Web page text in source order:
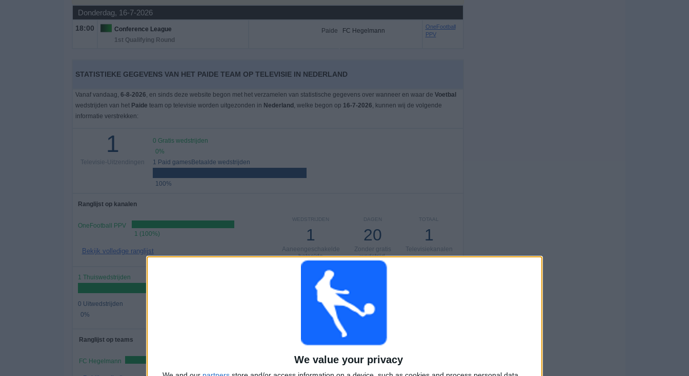
We value your privacy
Donderdag, 16-7-2026
18:00
Conference League
1st Qualifying Round
Paide FC Hegelmann
OneFootball
PPV
STATISTIEKE GEGEVENS VAN HET PAIDE TEAM OP TELEVISIE IN NEDERLAND
Vanaf vandaag, 6-8-2026, en sinds deze website begon met het verzamelen van statistische gegevens over wanneer en waar de Voetbal
wedstrijden van het Paide team op televisie worden uitgezonden in Nederland , welke begon op 16-7-2026, kunnen wij de volgende
informatie verstrekken:
1
Televisie-Uitzendingen
0 Gratis wedstrijden
0%
1 Paid gamesBetaalde wedstrijden
100%
Ranglijst op kanalen
OneFootball PPV
1 (100%)
Bekijk volledige ranglijst
TOTAAL
1
Televisiekanalen
DAGEN
20
Zonder gratis
wedstrijd
WEDSTRIJDEN
1
Aaneengeschakelde
betaalde
1 Thuiswedstrijden
0 Uitwedstrijden
0%
VS FC
Hegelmann
TOTAAL
1
COMPETITIES
Ranglijst op teams
FC Hegelmann
Ranglijst op competities
Conference League